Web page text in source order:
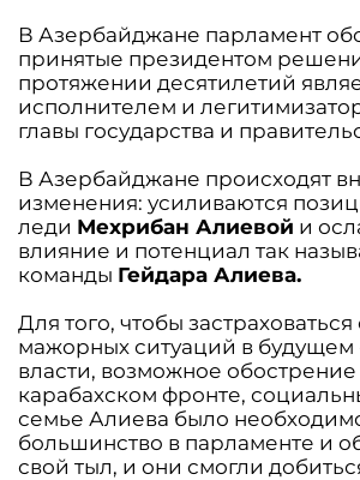
В Азербайджане парламент
принятые президентом
протяжении десятилетий
исполнителем и
главы государства и
В Азербайджане происходят
изменения: усиливаются
леди Мехрибан Алиевoй и
влияние и потенциал так
команды Гейдара Алиева.
Для того, чтобы
мажорных ситуаций в будущем
власти, возможное обострение
карабахском фронте,
семье Алиева было
большинство в парламенте и
свой тыл, и они смогли